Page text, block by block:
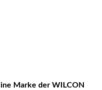
Marke der WILCON